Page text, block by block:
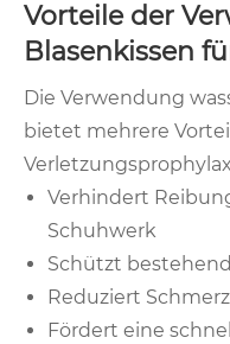
Vorteile der
Blasenkissen
Die Verwendung
bietet mehrere
Verhindert
Schuhwerk
Schützt
Reduziert
Fördert eine